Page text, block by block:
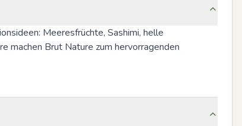
Meeresfrüchte, Sashimi, helle
machen Brut Nature zum hervorragenden